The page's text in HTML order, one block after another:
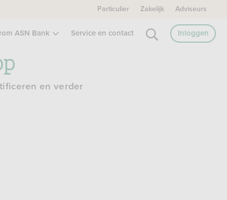
Particulier Zakelijk Adviseurs
ASN Bank Service en contact Inloggen
en verder